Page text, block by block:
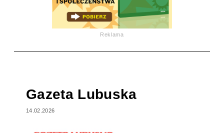
Reklama
Gazeta Lubuska
14.02.2026